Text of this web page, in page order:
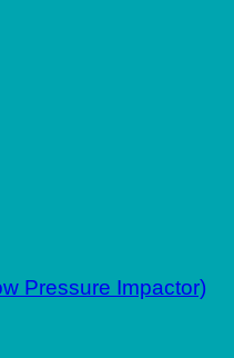
Pressure Impactor)